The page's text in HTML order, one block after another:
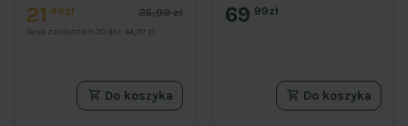
21 49zł 25,99 zł
Cena z ostatnich 30 dni: 44,97 zł
Do koszyka
69 99zł
Do koszyka